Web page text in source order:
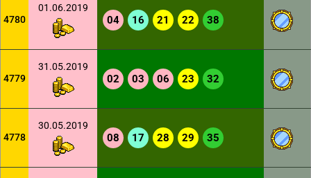
4780
01.06.2019
04 16 21 22 38
4779
31.05.2019
02 03 06 23 32
4778
30.05.2019
08 17 28 29 35